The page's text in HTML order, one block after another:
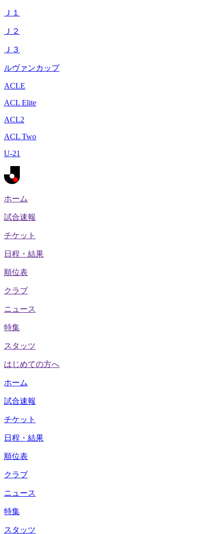
Ｊ１
Ｊ２
Ｊ３
ルヴァンカップ
ACLE
ACL Elite
ACL2
ACL Two
U-21
ホーム
試合速報
チケット
日程・結果
順位表
クラブ
ニュース
特集
スタッツ
はじめての方へ
ホーム
試合速報
チケット
日程・結果
順位表
クラブ
ニュース
特集
スタッツ